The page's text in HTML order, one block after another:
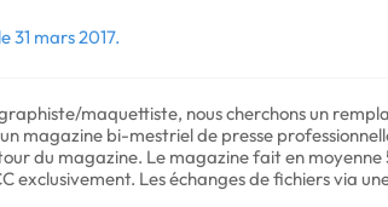
31 mars 2017.
maquettiste, nous cherchons un
magazine bi-mestriel de presse
du magazine. Le magazine fait en moyenne
exclusivement. Les échanges de fichiers via